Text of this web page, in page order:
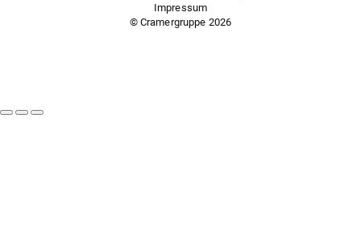
Impressum
© Cramergruppe 2026